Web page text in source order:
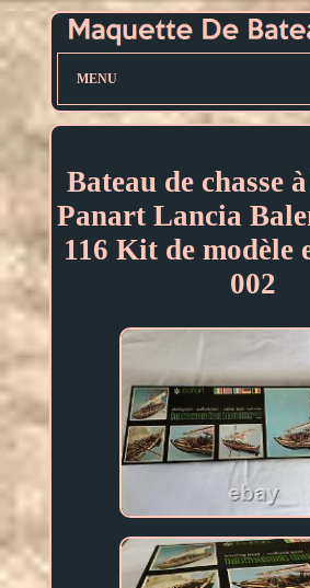
MENU
Bateau de chasse
Panart Lancia
116 Kit de modèle
002